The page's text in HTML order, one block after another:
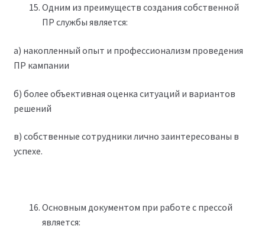
Одним из преимуществ создания собственной
ПР службы является:
а) накопленный опыт и профессионализм проведения
ПР кампании
б) более объективная оценка ситуаций и вариантов
решений
в) собственные сотрудники лично заинтересованы в
успехе.
Основным документом при работе с прессой
является: